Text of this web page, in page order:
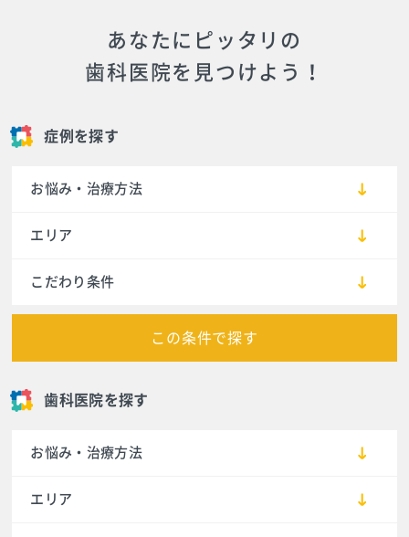
あなたにピッタリの
歯科医院を見つけよう！
症例を探す
お悩み・治療方法
エリア
こだわり条件
この条件で探す
歯科医院を探す
お悩み・治療方法
エリア